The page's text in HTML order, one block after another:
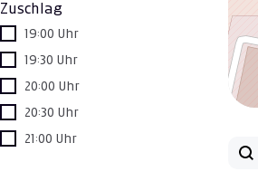
Zuschlag
19:00 Uhr
19:30 Uhr
20:00 Uhr
20:30 Uhr
21:00 Uhr